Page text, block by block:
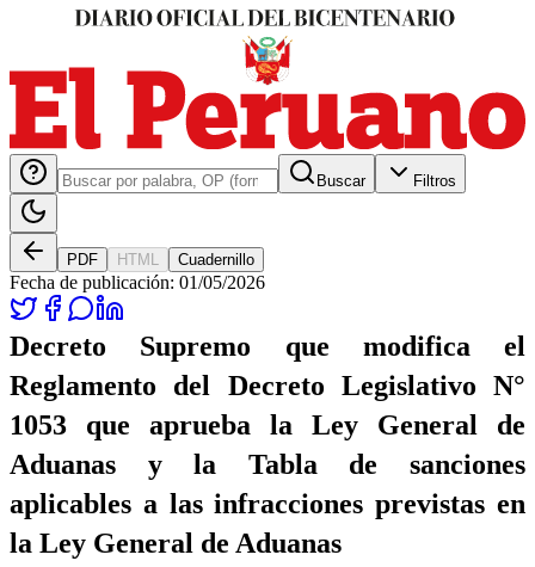
Buscar Filtros
PDF HTML Cuadernillo
Fecha de publicación: 01/05/2026
Decreto Supremo que modifica el
Reglamento del Decreto Legislativo N°
1053 que aprueba la Ley General de
Aduanas y la Tabla de sanciones
aplicables a las infracciones previstas en
la Ley General de Aduanas